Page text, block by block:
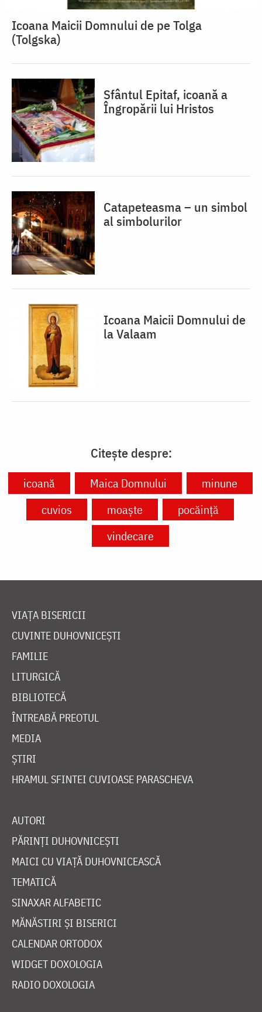
Icoana Maicii Domnului de pe Tolga
(Tolgska)
Sfântul Epitaf, icoană a
Îngropării lui Hristos
Catapeteasma – un simbol
al simbolurilor
Icoana Maicii Domnului de
la Valaam
Citește despre:
icoană Maica Domnului
minune
cuvios
moaște
pocăință
vindecare
VIAȚA BISERICII
CUVINTE DUHOVNICEȘTI
FAMILIE
LITURGICĂ
BIBLIOTECĂ
ÎNTREABĂ PREOTUL
MEDIA
ȘTIRI
HRAMUL SFINTEI CUVIOASE PARASCHEVA
AUTORI
PĂRINȚI DUHOVNICEȘTI
MAICI CU VIAȚĂ DUHOVNICEASCĂ
TEMATICĂ
SINAXAR ALFABETIC
MĂNĂSTIRI ȘI BISERICI
CALENDAR ORTODOX
WIDGET DOXOLOGIA
RADIO DOXOLOGIA